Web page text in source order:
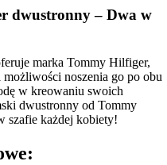
dwustronny – Dwa w
marka Tommy Hilfiger,
noszenia go po obu
w kreowaniu swoich
dwustronny od Tommy
szafie każdej kobiety!